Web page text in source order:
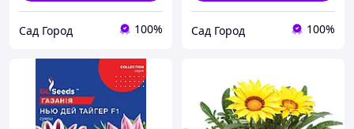
Сад Город 100% Сад Город 100%